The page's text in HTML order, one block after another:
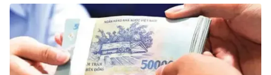
Khán giả
Giải sao mai
Âm nhạc
Sao
Du lịch
Làm đẹp
Chất lượng cuộc sống
Giáo dục
Tuyển sinh
Công nghệ